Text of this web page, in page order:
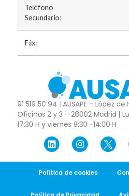
Teléfono
Secundario:
Fáx:
91 519 50 94 | AUSAPE – López de
Oficinas 2 y 3 – 28002 Madrid |
17:30 H y viernes 8:30 -14:00 H
Política de cookies